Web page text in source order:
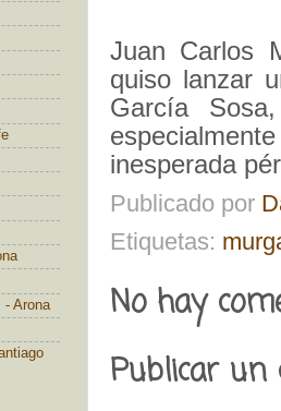
Juan Carlos
quiso lanzar
García
inesperada
Publicado por
Etiquetas:
No hay
Publicar
- Arona